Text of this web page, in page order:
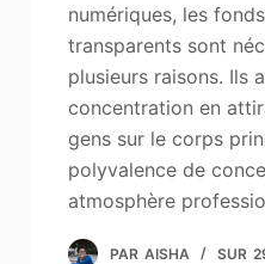
numériques, les
transparents sont
plusieurs raisons. Ils
concentration en
gens sur le corps
polyvalence de
atmosphère
PAR AISHA SUR